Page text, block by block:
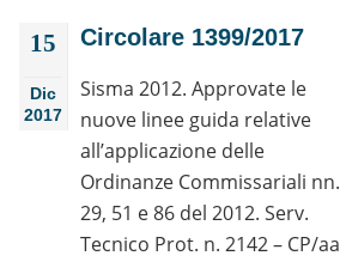
15
Dic
2017
Circolare 1399/2017
Sisma 2012. Approvate le
nuove linee guida relative
all’applicazione delle
Ordinanze Commissariali nn.
29, 51 e 86 del 2012. Serv.
Tecnico Prot. n. 2142 – CP/aa